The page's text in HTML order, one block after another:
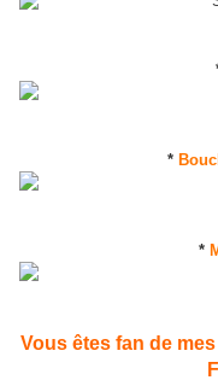
*
*
Vous êtes fan de